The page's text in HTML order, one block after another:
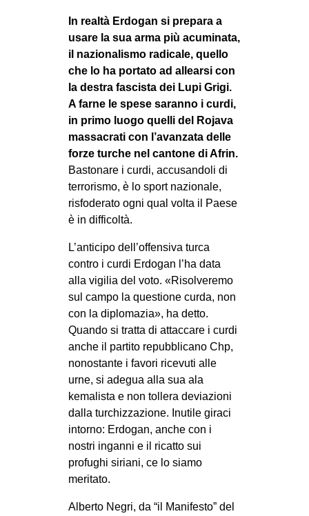
In realtà Erdogan si prepara a
usare la sua arma più acuminata,
il nazionalismo radicale, quello
che lo ha portato ad allearsi con
la destra fascista dei Lupi Grigi.
A farne le spese saranno i curdi,
in primo luogo quelli del Rojava
massacrati con l’avanzata delle
forze turche nel cantone di Afrin.
Bastonare i curdi, accusandoli di
terrorismo, è lo sport nazionale,
risfoderato ogni qual volta il Paese
è in difficoltà.
L’anticipo dell’offensiva turca
contro i curdi Erdogan l’ha data
alla vigilia del voto. «Risolveremo
sul campo la questione curda, non
con la diplomazia», ha detto.
Quando si tratta di attaccare i curdi
anche il partito repubblicano Chp,
nonostante i favori ricevuti alle
urne, si adegua alla sua ala
kemalista e non tollera deviazioni
dalla turchizzazione. Inutile giraci
intorno: Erdogan, anche con i
nostri inganni e il ricatto sui
profughi siriani, ce lo siamo
meritato.
Alberto Negri, da “il Manifesto” del